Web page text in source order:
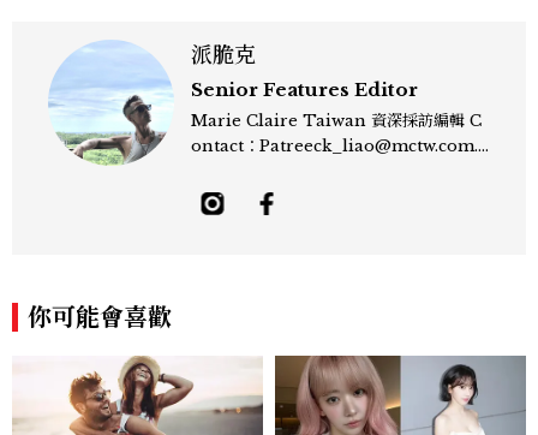
派脆克
Senior Features Editor
Marie Claire Taiwan 資深採訪編輯 C
ontact：Patreeck_liao@mctw.com.t
敏銳的觀察力與敘事能力，撰寫出兼具深度
與美感的專題內容，長期關注亞洲娛樂、人
力的跨平台敘事語言。認為好的內容不僅是
記錄時代，更是溫柔的行動——在每一段訪
談與每一篇文章裡，留下值得反覆回味的
你可能會喜歡